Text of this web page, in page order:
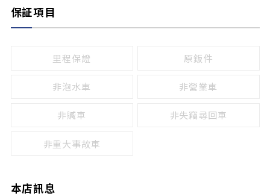
無
有
頭燈光源
保証項目
里程保證 原鈑件
非泡水車 非營業車
非贓車 非失竊尋回車
非重大事故車
本店訊息